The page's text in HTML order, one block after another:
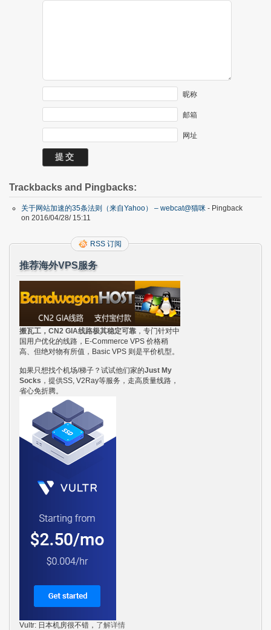
昵称
邮箱
网址
Trackbacks and Pingbacks:
关于网站加速的35条法则（来自Yahoo） – webcat@猫咪 - Pingback
on 2016/04/28/ 15:11
RSS 订阅
推荐海外VPS服务
搬瓦工，CN2 GIA线路极其稳定可靠 ，专门针对中
国用户优化的线路，E-Commerce VPS 价格稍
高、但绝对物有所值，Basic VPS 则是平价机型。
如果只想找个机场/梯子？试试他们家的Just My
Socks ，提供SS, V2Ray等服务，走高质量线路，
省心免折腾。
Vultr: 日本机房很不错， 了解详情